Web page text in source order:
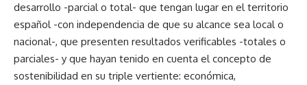
desarrollo -parcial o total- que tengan lugar en el territorio
español -con independencia de que su alcance sea local o
nacional-, que presenten resultados verificables -totales o
parciales- y que hayan tenido en cuenta el concepto de
sostenibilidad en su triple vertiente: económica,